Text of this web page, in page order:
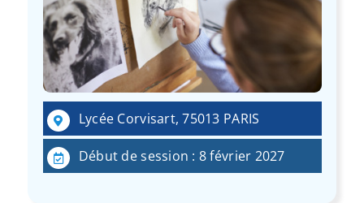
Lycée Corvisart, 75013 PARIS
Début de session : 8 février 2027